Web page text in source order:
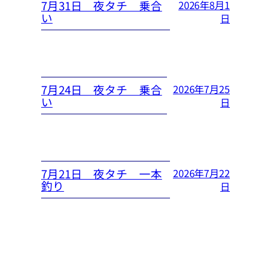
7月31日 夜タチ 乗合
い
2026年8月1
日
7月24日 夜タチ 乗合
い
2026年7月25
日
7月21日 夜タチ 一本
釣り
2026年7月22
日